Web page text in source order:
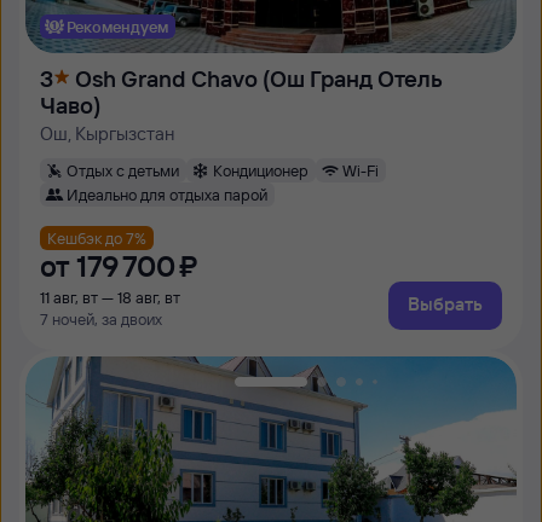
Рекомендуем
3
Osh Grand Chavo (Ош Гранд Отель
Чаво)
Ош, Кыргызстан
Отдых с детьми Кондиционер
Wi-Fi
Идеально для отдыха парой
Кешбэк до 7%
от 179 ⁠700 ⁠₽
11 авг, вт — 18 авг, вт
7 ночей, за двоих
Выбрать